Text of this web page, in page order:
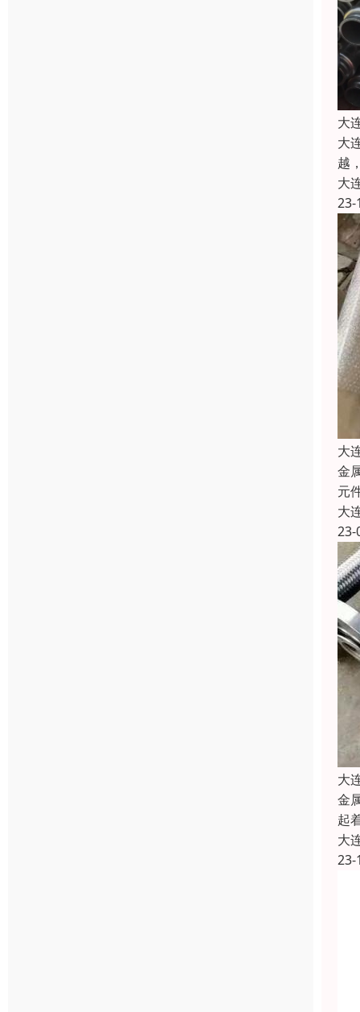
大
大
越
大
23-
大
金
元
大
23-
大
金
起
大
23-